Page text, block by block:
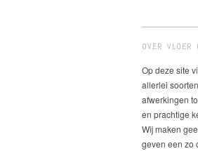
OVER VLOER
Op deze site
allerlei
afwerkingen
en prachtige
Wij maken
geven een zo